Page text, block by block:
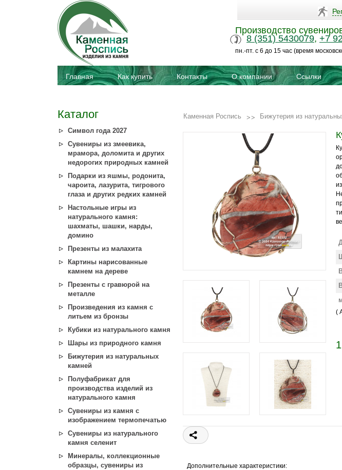
Производство
8 (351) 5430079, +7
пн.-пт. с 6 до 15 час (время
Главная Как купить Контакты О компании Ссылки
Каталог
Символ года 2027
Сувениры из змеевика,
мрамора, доломита и других
недорогих природных камней
Подарки из яшмы, родонита,
чароита, лазурита, тигрового
глаза и других редких камней
Настольные игры из
натурального камня:
шахматы, шашки, нарды,
домино
Презенты из малахита
Картины нарисованные
камнем на дереве
Презенты с гравюрой на
металле
Произведения из камня с
литьем из бронзы
Кубики из натурального камня
Шары из природного камня
Бижутерия из натуральных
камней
Полуфабрикат для
производства изделий из
натурального камня
Сувениры из камня с
изображением термопечатью
Сувениры из натурального
камня селенит
Минералы, коллекционные
образцы, сувениры из
Каменная Роспись Бижутерия из
(
Дополнительные характеристики: